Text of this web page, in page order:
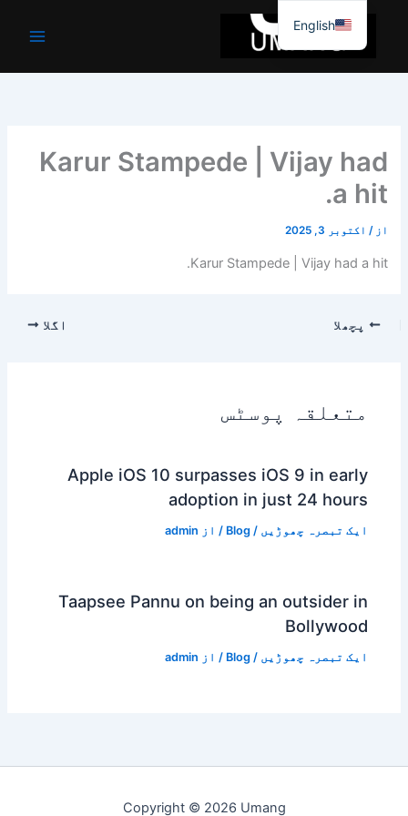
جائیں۔
Karur Stampede | Vijay had
a hit.
از / اکتوبر 3, 2025
Karur Stampede | Vijay had a hit.
پچھلا اگلا
متعلقہ پوسٹس
Apple iOS 10 surpasses iOS 9 in early
adoption in just 24 hours
ایک تبصرہ چھوڑیں /
Blog / از admin
Taapsee Pannu on being an outsider in
Bollywood
ایک تبصرہ چھوڑیں /
Blog / از admin
Copyright © 2026 Umang
English